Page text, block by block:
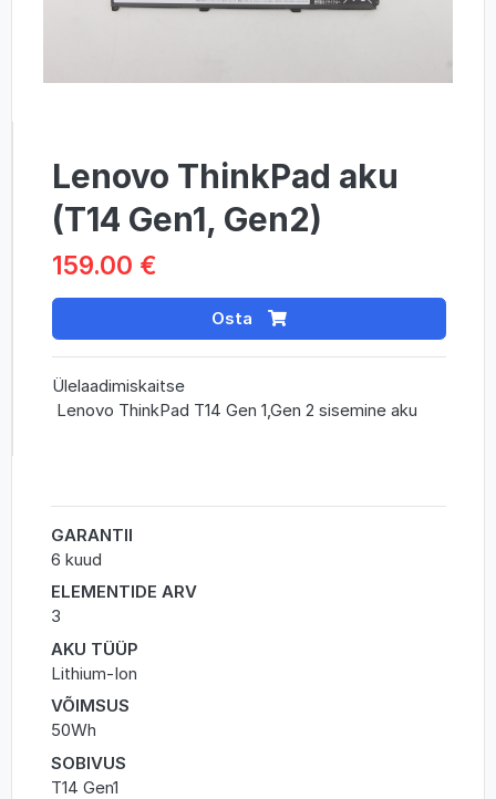
Lenovo ThinkPad aku
(T14 Gen1, Gen2)
159.00 €
Osta
Ülelaadimiskaitse
Lenovo ThinkPad T14 Gen 1,Gen 2 sisemine aku
GARANTII
6 kuud
ELEMENTIDE ARV
3
AKU TÜÜP
Lithium-Ion
VÕIMSUS
50Wh
SOBIVUS
T14 Gen1